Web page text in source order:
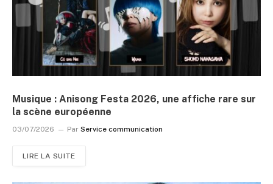
Musique : Anisong Festa 2026, une affiche rare sur
la scène européenne
03/07/2026 Par Service communication
LIRE LA SUITE